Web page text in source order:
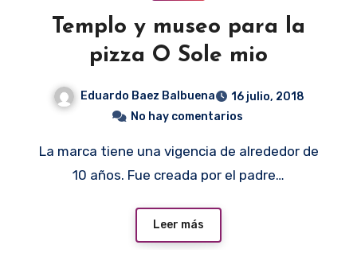
Templo y museo para la
pizza O Sole mio
Eduardo Baez Balbuena
16 julio, 2018
No hay comentarios
La marca tiene una vigencia de alrededor de
10 años. Fue creada por el padre…
Leer más